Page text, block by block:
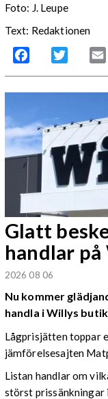
Foto: J. Leupe
Text: Redaktionen
Facebook Twitter
Glatt
handlar
2026 08 06
Nu kommer
handla i Willys
Lågprisjätten toppar
jämförelsesajten
Listan handlar om
störst prissänkningar